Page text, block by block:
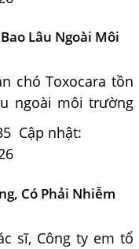
dẫn điều trị
Lâu Ngoài Môi
chó Toxocara tồn
ngoài môi trường
lây nhiễm nguy
con người. Tiến sĩ
nhận biết...
Cập nhật:
Có Phải Nhiễm
sĩ, Công ty em tổ
Demodex Trên Da
Giun Chỉ Bạch Huyết
Não
Thời Gian Trị Bệnh